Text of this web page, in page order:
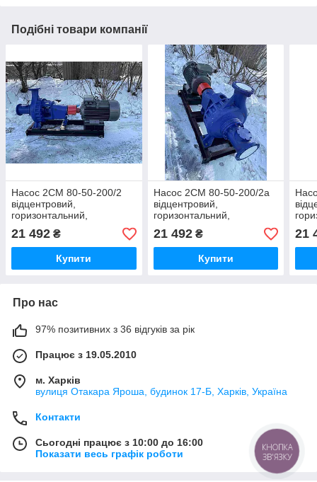
Подібні товари компанії
Насос 2СМ 80-50-200/2
відцентровий,
горизонтальний,
одноступеневий для сто-
масних середовищ
21 492 ₴
Купити
Насос 2СМ 80-50-200/2а
відцентровий,
горизонтальний,
одноступеневий для сто-
масних середовищ
21 492₴
Купити
21
Про нас
97% позитивних з 36 відгуків за рік
Працює з 19.05.2010
м. Харків
вулиця Отакара Яроша, будинок 17-Б, Харків, Україна
Контакти
Сьогодні працює з 10:00 до 16:00
Показати весь графік роботи
КНОПКА
ЗВ'ЯЗКУ